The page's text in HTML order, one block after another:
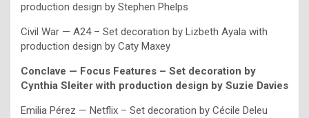
production design by Stephen Phelps
Civil War — A24 – Set decoration by Lizbeth Ayala with
production design by Caty Maxey
Conclave — Focus Features – Set decoration by
Cynthia Sleiter with production design by Suzie Davies
Emilia Pérez — Netflix – Set decoration by Cécile Deleu